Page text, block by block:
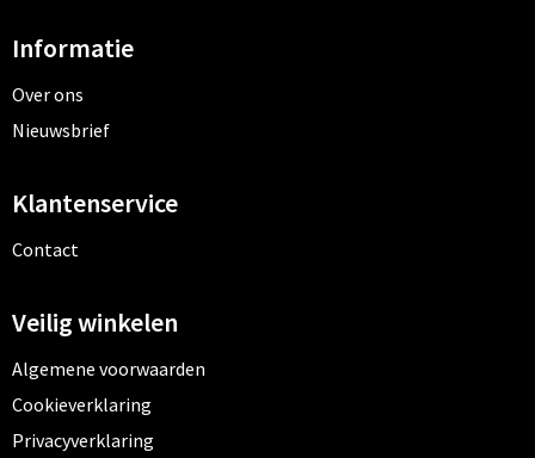
Informatie
Over ons
Nieuwsbrief
Klantenservice
Contact
Veilig winkelen
Algemene voorwaarden
Cookieverklaring
Privacyverklaring